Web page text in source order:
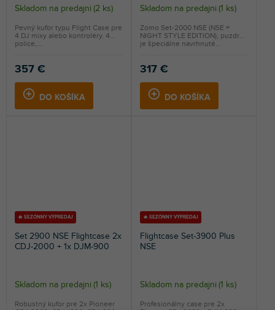
Skladom na predajni (2 ks)
357 €
DO KOŠÍKA
Pevný kufor typu Flight Case pre
4 DJ mixy alebo kontroléry. 4
police,...
Skladom na predajni (1 ks)
317 €
DO KOŠÍKA
Zomo Set-2000 NSE (NSE =
NIGHT STYLE EDITION), puzdro
je špeciálne navrhnuté...
🔥 SEZÓNNY VÝPREDAJ
Set 2900 NSE Flightcase 2x
CDJ-2000 + 1x DJM-900
Skladom na predajni (1 ks)
Robustný kufor pre 2x Pioneer
🔥 SEZÓNNY VÝPREDAJ
Flightcase Set-3900 Plus
NSE
Skladom na predajni (1 ks)
Profesionálny case pre 2x